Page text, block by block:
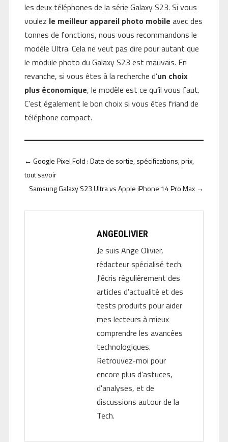
les deux téléphones de la série Galaxy S23. Si vous
voulez le meilleur appareil photo mobile avec des
tonnes de fonctions, nous vous recommandons le
modèle Ultra. Cela ne veut pas dire pour autant que
le module photo du Galaxy S23 est mauvais. En
revanche, si vous êtes à la recherche d’un choix
plus économique, le modèle est ce qu’il vous faut.
C’est également le bon choix si vous êtes friand de
téléphone compact.
← Google Pixel Fold : Date de sortie, spécifications, prix,
tout savoir
Samsung Galaxy S23 Ultra vs Apple iPhone 14 Pro Max →
ANGEOLIVIER
Je suis Ange Olivier,
rédacteur spécialisé tech.
J'écris régulièrement des
articles d'actualité et des
tests produits pour aider
mes lecteurs à mieux
comprendre les avancées
technologiques.
Retrouvez-moi pour
encore plus d'astuces,
d'analyses, et de
discussions autour de la
Tech.